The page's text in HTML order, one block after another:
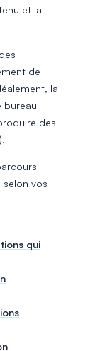
et la
de
la
bureau
des
selon vos
qui